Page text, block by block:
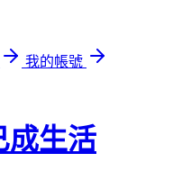
我的帳號
成生活